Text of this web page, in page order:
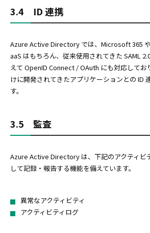
3.4 ID 連携
Azure Active Directory では、Microsoft 365
aaS はもちろん、従来使用されてきた SAML
えて OpenID Connect / OAuth にも対応してお
けに開発されてきたアプリケーションとの ID
す。
3.5 監査
Azure Active Directory は、下記のアクティビ
して記録・報告する機能を備えています。
異常なアクティビティ
アクティビティログ